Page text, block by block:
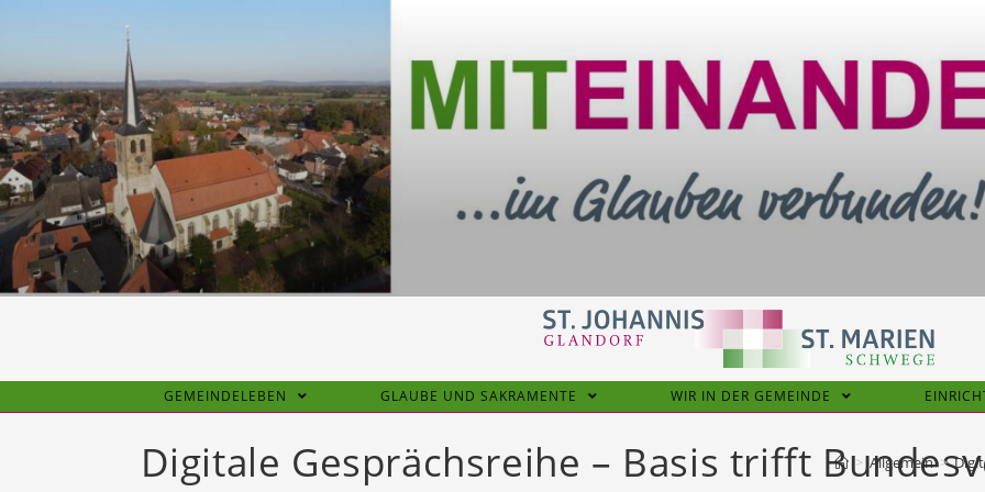
GEMEINDELEBEN GLAUBE UND SAKRAMENTE WIR IN DER GEMEINDE
Digitale Gesprächsreihe – Basis trifft > Allgemein >